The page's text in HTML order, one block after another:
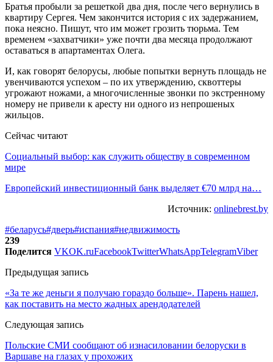
Братья пробыли за решеткой два дня, после чего вернулись в
квартиру Сергея. Чем закончится история с их задержанием,
пока неясно. Пишут, что им может грозить тюрьма. Тем
временем «захватчики» уже почти два месяца продолжают
оставаться в апартаментах Олега.
И, как говорят белорусы, любые попытки вернуть площадь не
увенчиваются успехом – по их утверждению, сквоттеры
угрожают ножами, а многочисленные звонки по экстренному
номеру не привели к аресту ни одного из непрошеных
жильцов.
Сейчас читают
Социальный выбор: как служить обществу в современном
мире
Европейский инвестиционный банк выделяет €70 млрд на…
Источник: onlinebrest.by
#беларусь#дверь#испания#недвижимость
239
Поделится VKOK.ruFacebookTwitterWhatsAppTelegramViber
Предыдущая запись
«За те же деньги я получаю гораздо больше». Парень нашел,
как поставить на место жадных арендодателей
Следующая запись
Польские СМИ сообщают об изнасиловании белоруски в
Варшаве на глазах у прохожих